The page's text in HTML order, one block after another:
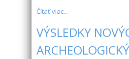
Čítať viac...
VÝSLEDKY